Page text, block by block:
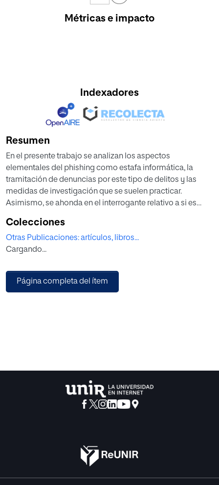
Métricas e impacto
Indexadores
Resumen
En el presente trabajo se analizan los aspectos
elementales del phishing como estafa informática, la
tramitación de denuncias por este tipo de delitos y las
medidas de investigación que se suelen practicar.
Asimismo, se ahonda en el interrogante relativo a si es
autores del delito, en atención a la conocida como Ley de
Servicios de Pago y se incluye una sucinta referencia a la
(desconocida) cobertura de fraudes informáticos que, en
de hogar.
Colecciones
Otras Publicaciones: artículos, libros...
Cargando...
Página completa del ítem